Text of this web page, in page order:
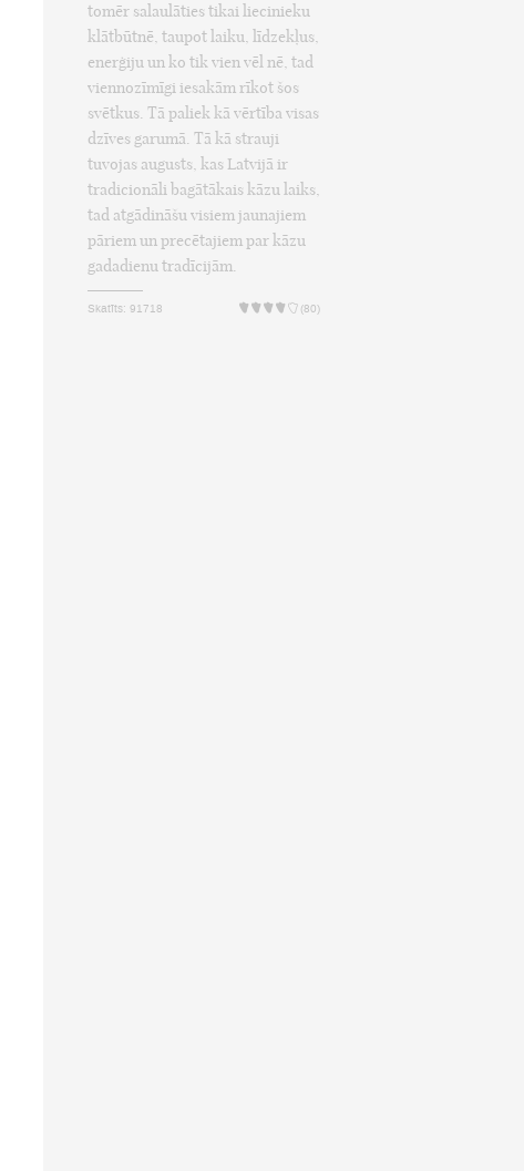
tomēr salaulāties tikai liecinieku
klātbūtnē, taupot laiku, līdzekļus,
enerģiju un ko tik vien vēl nē, tad
viennozīmīgi iesakām rīkot šos
svētkus. Tā paliek kā vērtība visas
dzīves garumā. Tā kā strauji
tuvojas augusts, kas Latvijā ir
tradicionāli bagātākais kāzu laiks,
tad atgādināšu visiem jaunajiem
pāriem un precētajiem par kāzu
gadadienu tradīcijām.
Skatīts: 91718 (80)